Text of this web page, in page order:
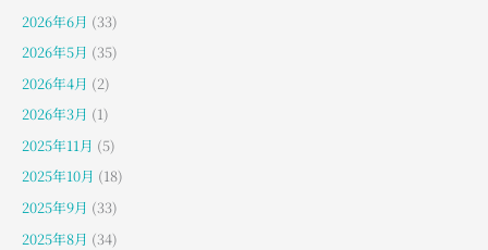
2026年6月 (33)
2026年5月 (35)
2026年4月 (2)
2026年3月 (1)
2025年11月 (5)
2025年10月 (18)
2025年9月 (33)
2025年8月 (34)